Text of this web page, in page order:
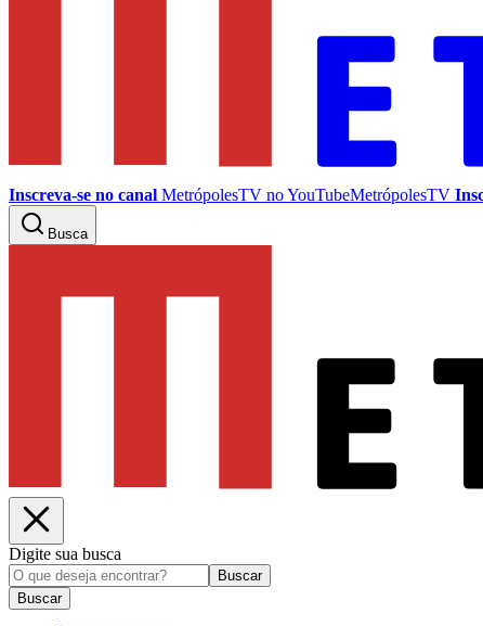
Inscreva-se no canal MetrópolesTV noYouTubeMetrópolesTV
Busca
Digite sua busca
Buscar
Buscar